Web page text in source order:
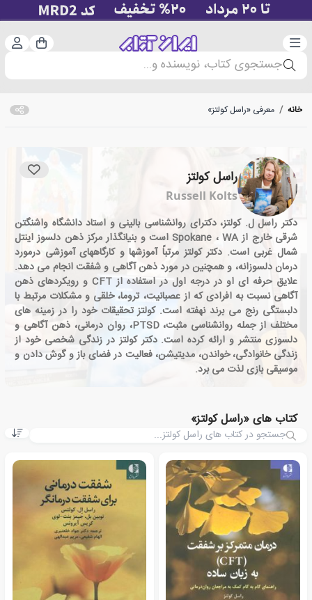
دسته‌بندی سبد
جستجوی کتاب، نویسنده و...
خانه / معرفی «راسل کولتز»
راسل کولتز
Russell Kolts
دکتر راسل ل. کولتز، دکترای روانشناسی بالینی و استاد دانشگاه واشنگتن
شرقی خارج از Spokane ، WA است و بنیانگذار مرکز ذهن دلسوز اینتل
شمال غربی است. دکتر کولتز مرتباً آموزشها و کارگاههای آموزشی درمورد
درمان دلسوزانه، و همچنین در مورد ذهن آگاهی و شفقت انجام می دهد.
علایق حرفه ای او در درجه اول در استفاده از CFT و رویکردهای ذهن
آگاهی نسبت به افرادی که از عصبانیت، تروما، خلقی و مشکلات مرتبط با
دلبستگی رنج می برند نهفته است. کولتز تحقیقات خود را در زمینه های
مختلف از جمله روانشناسی مثبت، PTSD، روان درمانی، ذهن آگاهی و
دلسوزی منتشر و ارائه کرده است. دکتر کولتز در زندگی شخصی خود از
زندگی خانوادگی، خواندن، مدیتیشن، فعالیت در فضای باز و گوش دادن و
موسیقی بازی لذت می برد.
کتاب های «راسل کولتز»